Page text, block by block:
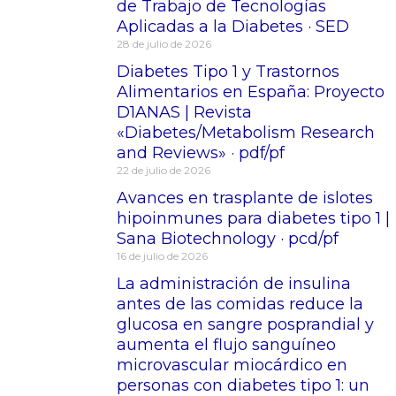
de Trabajo de Tecnologías
Aplicadas a la Diabetes · SED
28 de julio de 2026
Diabetes Tipo 1 y Trastornos
Alimentarios en España: Proyecto
D1ANAS | Revista
«Diabetes/Metabolism Research
and Reviews» · pdf/pf
22 de julio de 2026
Avances en trasplante de islotes
hipoinmunes para diabetes tipo 1 |
Sana Biotechnology · pcd/pf
16 de julio de 2026
La administración de insulina
antes de las comidas reduce la
glucosa en sangre posprandial y
aumenta el flujo sanguíneo
microvascular miocárdico en
personas con diabetes tipo 1: un